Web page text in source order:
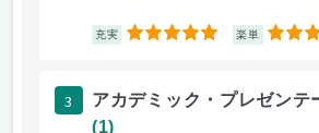
充実 5 楽単 5
3
アカデミック・プレゼンテ
(1)